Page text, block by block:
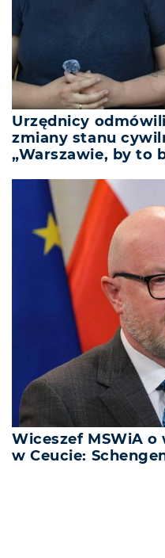
Urzędnicy
zmiany stanu
„Warszawie, by to
Wiceszef MSWiA o
w Ceucie: